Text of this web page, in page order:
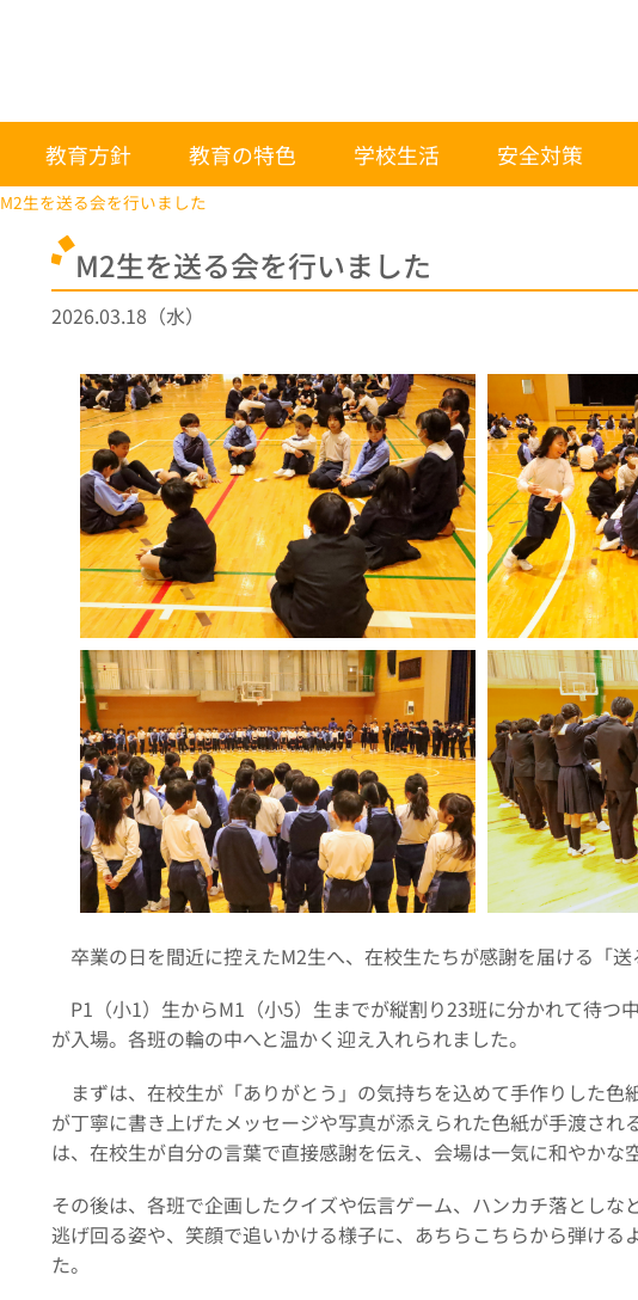
教育方針 教育の特色 学校生活 安全対策
M2生を送る会を行いました
M2生を送る会を行いました
2026.03.18（水）
卒業の日を間近に控えたM2生へ、在校生たちが感謝を届ける「送
P1（小1）生からM1 （小5）生までが縦割り23班に分かれて待つ
が入場。各班の輪の中へと温かく迎え入れられました。
まずは、在校生が「ありがとう」の気持ちを込めて手作りした色
が丁寧に書き上げたメッセージや写真が添えられた色紙が手渡され
は、在校生が自分の言葉で直接感謝を伝え、会場は一気に和やかな
その後は、各班で企画したクイズや伝言ゲーム、ハンカチ落としな
逃げ回る姿や、笑顔で追いかける様子に、あちらこちらから弾ける
た。